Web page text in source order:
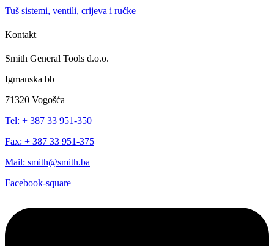
Tuš sistemi, ventili, crijeva i ručke
Kontakt
Smith General Tools d.o.o.
Igmanska bb
71320 Vogošća
Tel: + 387 33 951-350
Fax: + 387 33 951-375
Mail: smith@smith.ba
Facebook-square